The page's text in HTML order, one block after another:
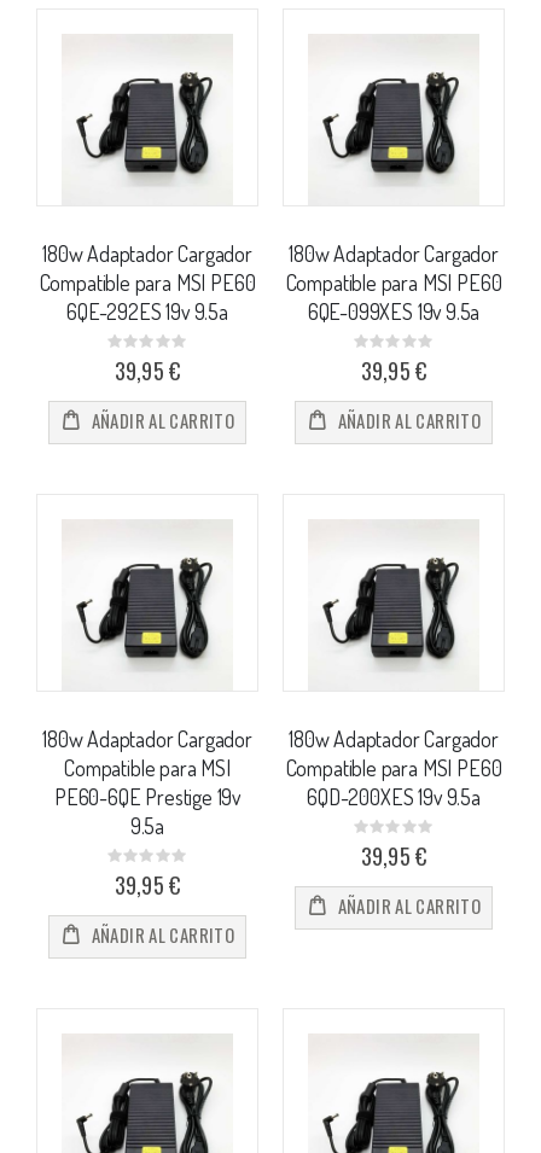
180w Adaptador Cargador
Compatible para MSI PE60
6QE-292ES 19v 9.5a
Rating:
0%39,95 €
AÑADIR AL CARRITO
180w Adaptador Cargador
Compatible para MSI PE60
6QE-099XES 19v 9.5a
Rating:
0%39,95 €
AÑADIR AL CARRITO
180w Adaptador Cargador
Compatible para MSI
PE60-6QE Prestige 19v
9.5a
Rating:
0%39,95 €
AÑADIR AL CARRITO
180w Adaptador Cargador
Compatible para MSI PE60
6QD-200XES 19v 9.5a
Rating:
0%39,95 €
AÑADIR AL CARRITO